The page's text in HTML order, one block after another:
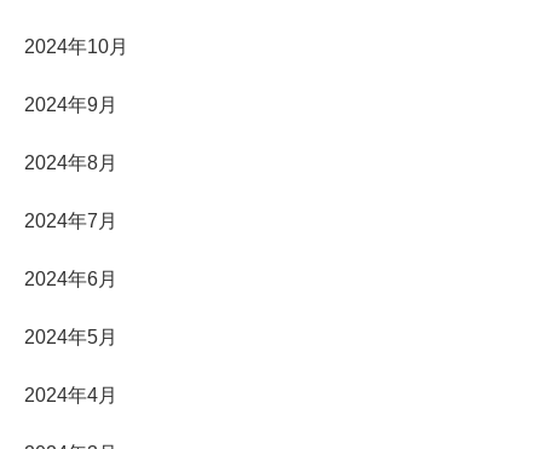
2024年10月
2024年9月
2024年8月
2024年7月
2024年6月
2024年5月
2024年4月